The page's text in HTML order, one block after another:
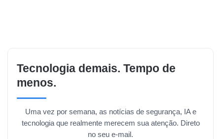
Tecnologia demais. Tempo de
menos.
Uma vez por semana, as notícias de segurança, IA e
tecnologia que realmente merecem sua atenção. Direto
no seu e-mail.